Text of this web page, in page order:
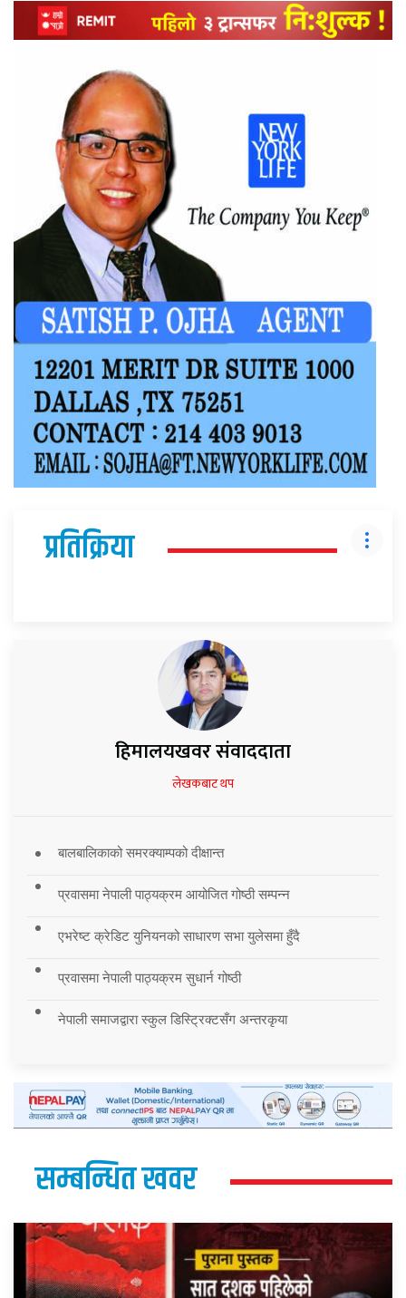
प्रतिक्रिया
हिमालयखवर संवाददाता
लेखकबाट थप
बालबालिकाको समरक्याम्पको दीक्षान्त
प्रवासमा नेपाली पाठ्यक्रम आयोजित गोष्ठी सम्पन्न
एभरेष्ट क्रेडिट युनियनको साधारण सभा युलेसमा हुँदै
प्रवासमा नेपाली पाठ्यक्रम सुधार्न गोष्ठी
नेपाली समाजद्वारा स्कुल डिस्ट्रिक्टसँग अन्तरकृया
सम्बन्धित खवर